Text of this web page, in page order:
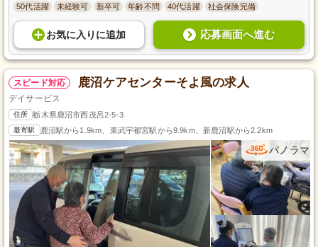
50代活躍 未経験可 新卒可 年齢不問 40代活躍 社会保険完備
お気に入り に追加 応募画面へ進む
スピード対応 鹿沼ケアセンターそよ風の求人
デイサービス
住所 栃木県鹿沼市西茂呂2-5-3
最寄駅 鹿沼駅から1.9km、東武宇都宮駅から9.9km、新鹿沼駅から2.2km
パノラマ